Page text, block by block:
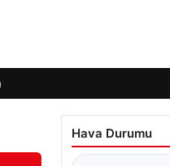
Hava Durumu